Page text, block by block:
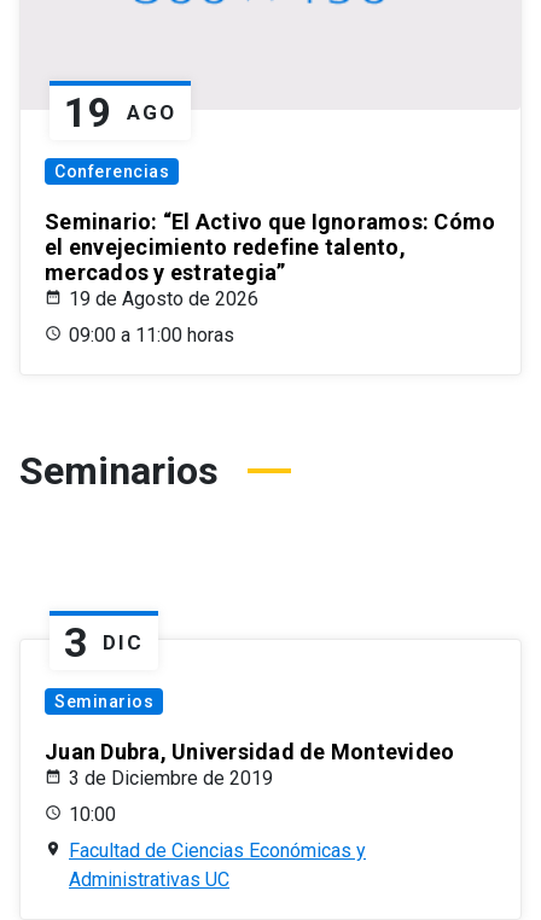
19 AGO
Conferencias
Seminario: “El Activo que Ignoramos: Cómo
el envejecimiento redefine talento,
mercados y estrategia”
19 de Agosto de 2026
09:00 a 11:00 horas
Seminarios
3 DIC
Seminarios
Juan Dubra, Universidad de Montevideo
3 de Diciembre de 2019
10:00
Facultad de Ciencias Económicas y
Administrativas UC